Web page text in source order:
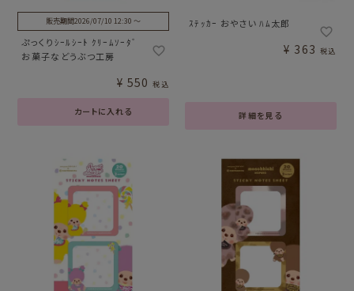
販売期間2026/07/10 12:30〜
ぷっくりｼｰﾙｼｰﾄ ｸﾘｰﾑｿｰﾀﾞ
お菓子などうぶつ工房
カートに入れる
¥ 550 税込
ｽﾃｯｶｰ おやさい ﾊﾑ太郎
詳細を見る
¥ 363 税込